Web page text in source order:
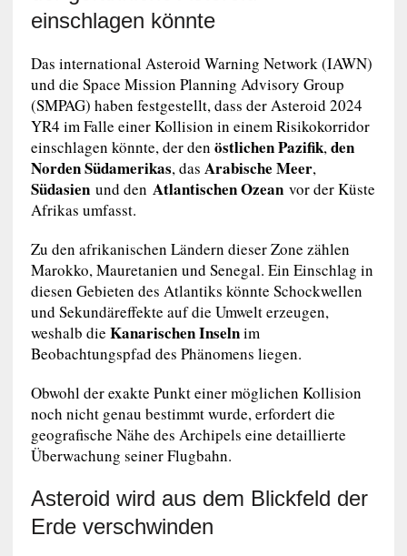
einschlagen könnte
Das international Asteroid Warning Network (IAWN)
und die Space Mission Planning Advisory Group
(SMPAG) haben festgestellt, dass der Asteroid 2024
YR4 im Falle einer Kollision in einem Risikokorridor
einschlagen könnte, der den östlichen Pazifik,den
Norden Südamerikas, das Arabische Meer,
Südasienund den Atlantischen Ozeanvor der Küste
Afrikas umfasst.
Zu den afrikanischen Ländern dieser Zone zählen
Marokko, Mauretanien und Senegal. Ein Einschlag in
diesen Gebieten des Atlantiks könnte Schockwellen
und Sekundäreffekte auf die Umwelt erzeugen,
weshalb die Kanarischen Inselnim
Beobachtungspfad des Phänomens liegen.
Obwohl der exakte Punkt einer möglichen Kollision
noch nicht genau bestimmt wurde, erfordert die
geografische Nähe des Archipels eine detaillierte
Überwachung seiner Flugbahn.
Asteroid wird aus dem Blickfeld der
Erde verschwinden